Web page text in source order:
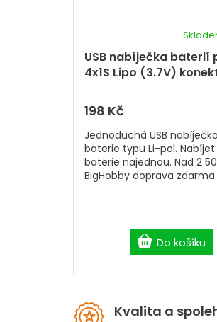
USB nabíječka baterií
4x1S Lipo (3.7V)
hodnocení
produktu
je
z
5
hvězdiček.
198 Kč
Do košíku
Jednoduchá USB
baterie typu Li-pol. Nabíjet
baterie najednou. Nad 2
BigHobby doprava zdarma.
Kvalita a